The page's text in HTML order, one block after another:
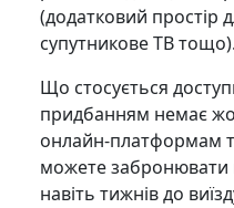
(додатковий простір
супутникове ТВ тощо).
Що стосується
придбанням немає
онлайн-платформам
можете забронювати
навіть тижнів до